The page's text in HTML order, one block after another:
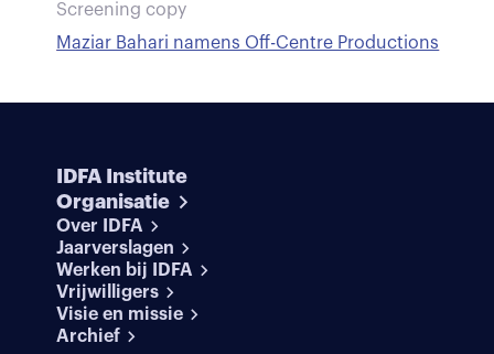
Screening copy
Maziar Bahari namens Off-Centre Productions
IDFA Institute
Organisatie
Over IDFA
Jaarverslagen
Werken bij IDFA
Vrijwilligers
Visie en missie
Archief